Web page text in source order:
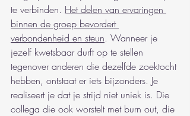
te verbinden. Het delen van ervaringen
binnen de groep bevordert
verbondenheid en steun. Wanneer je
jezelf kwetsbaar durft op te stellen
tegenover anderen die dezelfde zoektocht
hebben, ontstaat er iets bijzonders. Je
realiseert je dat je strijd niet uniek is. Die
collega die ook worstelt met burn out, die